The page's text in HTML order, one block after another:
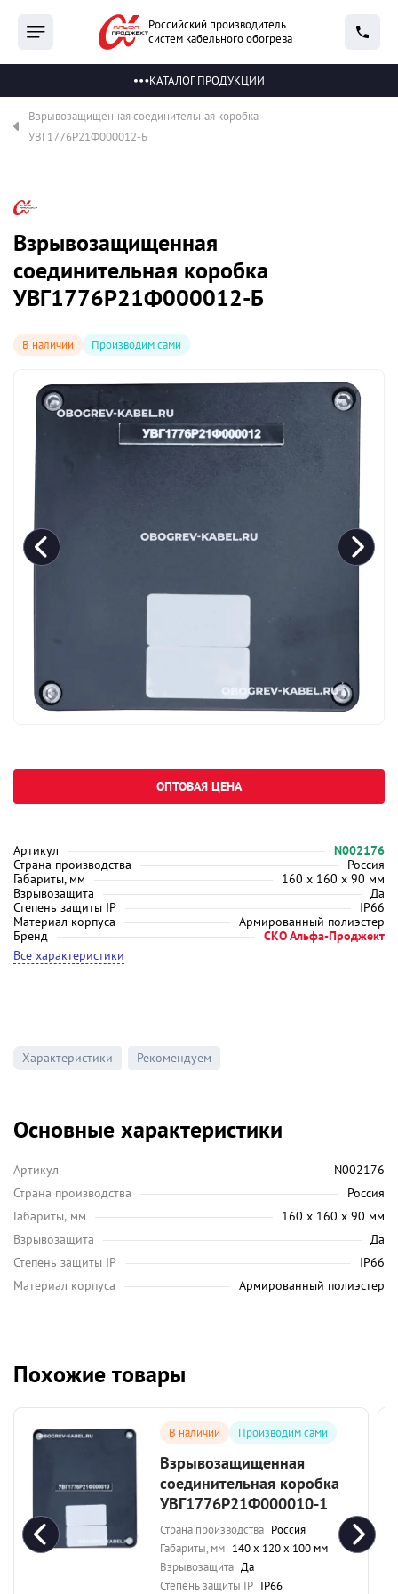
Российский производитель
систем кабельного обогрева
КАТАЛОГ ПРОДУКЦИИ
Взрывозащищенная соединительная коробка
УВГ1776Р21Ф000012-Б
В наличии Производим сами
Взрывозащищенная
соединительная коробка
УВГ1776Р21Ф000012-Б
Артикул
N002176
Страна производства
Россия
Габариты, мм
160 х 160 х 90 мм
Взрывозащита
Да
Степень защиты IP
IP66
Материал корпуса
Армированный полиэстер
Бренд
СКО Альфа-Проджект
Все характеристики
ОПТОВАЯ ЦЕНА
Характеристики Рекомендуем
Основные характеристики
Артикул
N002176
Страна производства
Россия
Габариты, мм
160 х 160 х 90 мм
Взрывозащита
Да
Степень защиты IP
IP66
Материал корпуса
Армированный полиэстер
Похожие товары
В наличии Производим сами
Взрывозащищенная
соединительная коробка
УВГ1776Р21Ф000010-1
Страна производства Россия
Габариты, мм 140 х 120 х 100 мм
Взрывозащита Да
Степень защиты IP IP66